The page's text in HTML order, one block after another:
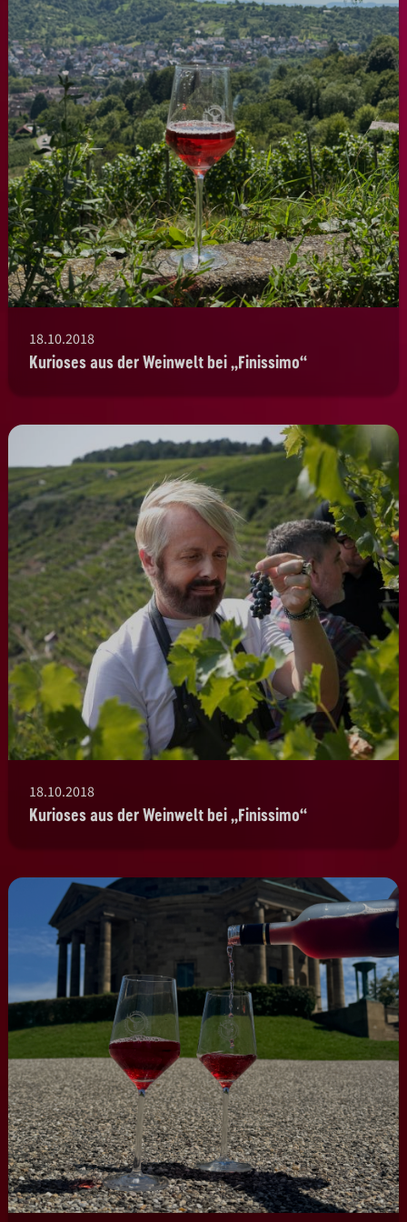
18.10.2018
Kurioses aus der Weinwelt bei „Finissimo“
18.10.2018
Kurioses aus der Weinwelt bei „Finissimo“